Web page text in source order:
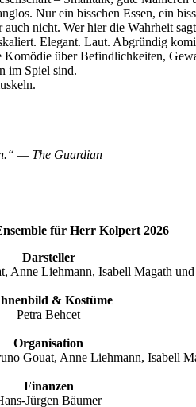
Nur ein bisschen Essen, ein
nicht. Wer hier die Wahrheit
Elegant. Laut. Abgründig
über Befindlichkeiten,
im Spiel sind.
— The Guardian
für Herr Kolpert 2026
Darsteller
Anne Liehmann, Isabell Magath
& Kostüme
Petra Behcet
Organisation
Gouat, Anne Liehmann, Isabell
Finanzen
Jürgen Bäumer